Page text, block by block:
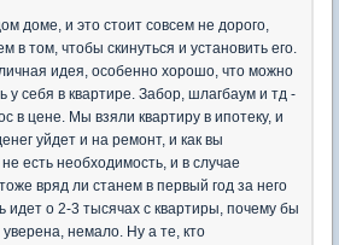
доме, и это стоит совсем не дорого,
в том, чтобы скинуться и установить его.
идея, особенно хорошо, что можно
у себя в квартире. Забор, шлагбаум и тд -
в цене. Мы взяли квартиру в ипотеку, и
уйдет и на ремонт, и как вы
есть необходимость, и в случае
вряд ли станем в первый год за него
идет о 2-3 тысячах с квартиры, почему бы
немало. Ну а те, кто